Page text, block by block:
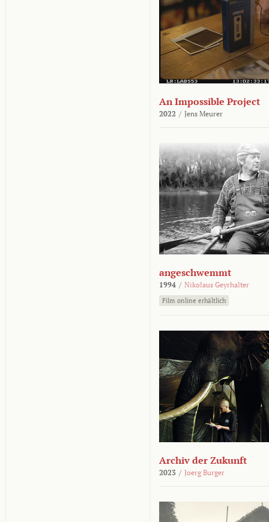
An Impossible Project
2022 / Jens Meurer
angeschwemmt
1994 / Nikolaus Geyrhalter
Film online erhältlich
Archiv der Zukunft
2023 / Joerg Burger